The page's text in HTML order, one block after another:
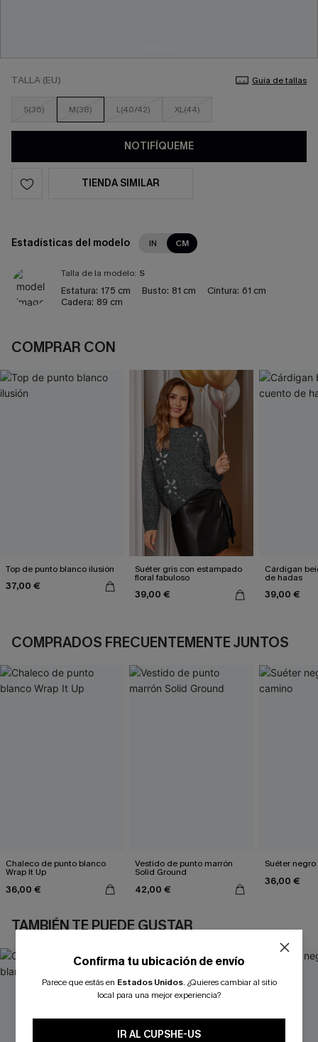
TALLA (EU) Guía de tallas
S(36) M(38) L(40/42) XL(44)
NOTIFÍQUEME
TIENDA SIMILAR
Estadísticas del modelo IN CM
Talla de la modelo: S
Estatura: 175 cm Busto: 81 cm Cintura: 61 cm
Cadera: 89 cm
COMPRAR CON
Top de punto blanco ilusión
37,00 €
Suéter gris con estampado
floral fabuloso
39,00 €
Cárdigan
de hadas
39,00 €
COMPRADOS FRECUENTEMENTE JUNTOS
Chaleco de punto blanco
Wrap It Up
36,00 €
Vestido de punto marrón
Solid Ground
42,00 €
Suéter
36,00 €
TAMBIÉN TE PUEDE GUSTAR
Confirma tu ubicación de envío
Parece que estás en Estados Unidos. ¿Quieres cambiar al sitio
local para una mejor experiencia?
IR AL CUPSHE-US